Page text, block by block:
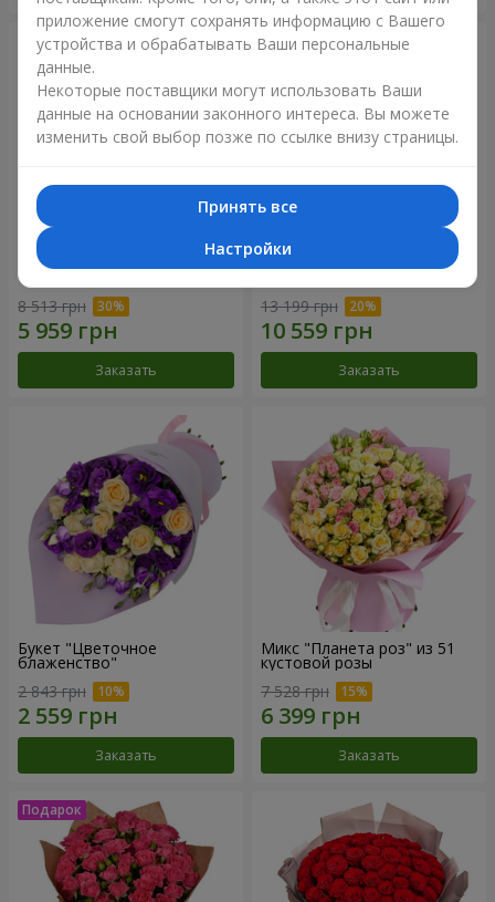
Букет "Сила Любви!"
8 513 грн
Заказать
Романтический букет
13 199 грн
Заказать
Букет "Цветочное
блаженство"
2 843 грн
Заказать
Микс "Планета роз" из 51
кустовой розы
7 528 грн
Заказать
приложение смогут сохранять информацию с Вашего
устройства и обрабатывать Ваши персональные
данные.
Некоторые поставщики могут использовать Ваши
данные на основании законного интереса. Вы можете
изменить свой выбор позже по ссылке внизу страницы.
Принять все
Настройки